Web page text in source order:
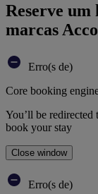
Reserve um
marcas
Erro(s de)
Core booking
You’ll be
book your stay
Close window
Erro(s de)